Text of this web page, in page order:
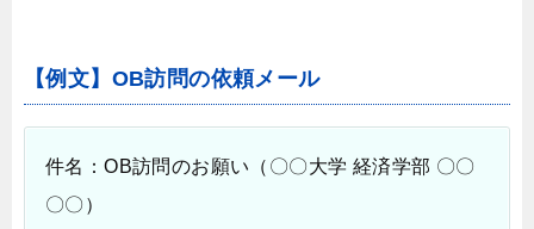
【例文】OB訪問の依頼メール
件名：OB訪問のお願い（〇〇大学 経済学部 〇〇
〇〇）